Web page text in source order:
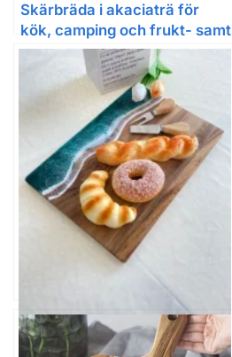
Skärbräda i akaciaträ för
kök, camping och frukt- samt
grönsaksskärning
Handgjord skärbräda i